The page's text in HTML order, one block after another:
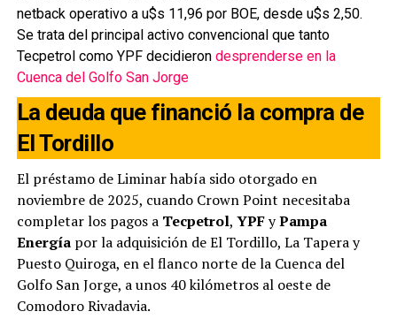
netback operativo a u$s 11,96 por BOE, desde u$s 2,50.
Se trata del principal activo convencional que tanto
Tecpetrol como YPF decidieron desprenderse en la
Cuenca del Golfo San Jorge
La deuda que financió la compra de
El Tordillo
El préstamo de Liminar había sido otorgado en
noviembre de 2025, cuando Crown Point necesitaba
completar los pagos a Tecpetrol, YPFyPampa
Energía por la adquisición de El Tordillo, La Tapera y
Puesto Quiroga, en el flanco norte de la Cuenca del
Golfo San Jorge, a unos 40 kilómetros al oeste de
Comodoro Rivadavia.